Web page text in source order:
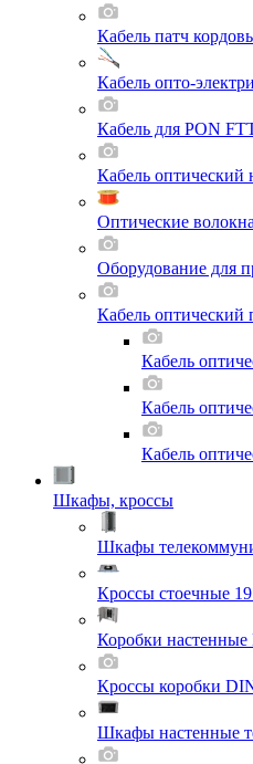
Кабель патч
Кабель опто-
Кабель для PON
Кабель оптический
Оптические волокна
Оборудование для
Кабель оптический
Кабель
Кабель
Кабель
Шкафы, кроссы
Шкафы
Кроссы стоечные
Коробки
Кроссы коробки
Шкафы настенные